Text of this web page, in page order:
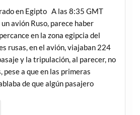
en Egipto A las 8:35 GMT
avión Ruso, parece haber
en la zona egipcia del
rusas, en el avión, viajaban 224
y la tripulación, al parecer, no
a que en las primeras
de que algún pasajero